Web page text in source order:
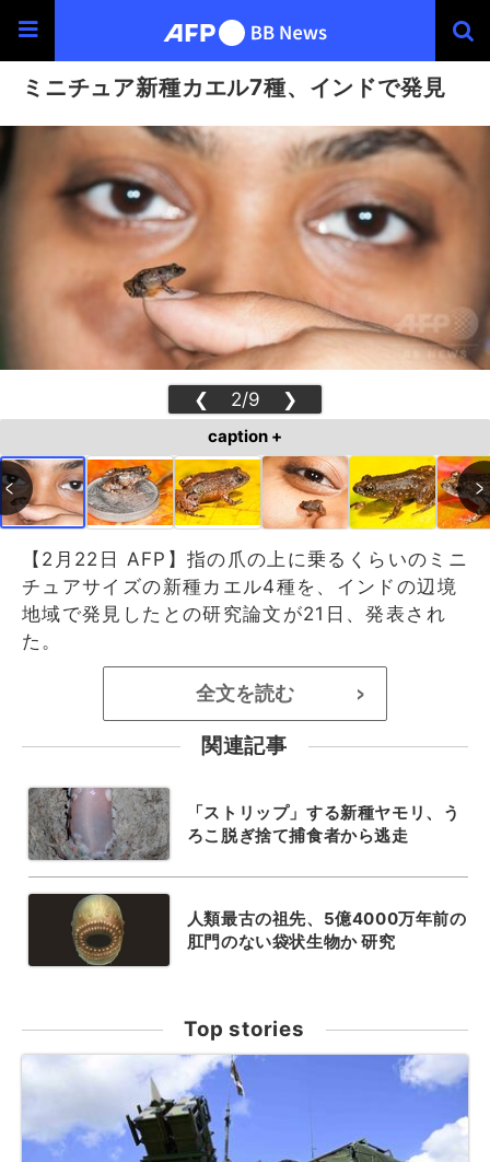
ミニチュア新種カエル7種、インドで発見
❮ 2/9 ❯
caption +
【2月22日 AFP】指の爪の上に乗るくらいのミニ
チュアサイズの新種カエル4種を、インドの辺境
地域で発見したとの研究論文が21日、発表され
た。
全文を読む >
関連記事
「ストリップ」する新種ヤモリ、う
ろこ脱ぎ捨て捕食者から逃走
人類最古の祖先、5億4000万年前の
肛門のない袋状生物か 研究
Top stories